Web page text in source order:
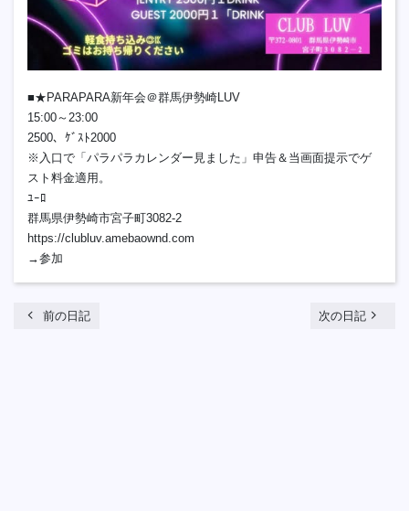
■★PARAPARA新年会＠群馬伊勢崎LUV
15:00～23:00
2500、ｹﾞｽﾄ2000
※入口で「パラパラカレンダー見ました」申告＆当画面提示でゲ
スト料金適用。
ﾕｰﾛ
群馬県伊勢崎市宮子町3082-2
https://clubluv.amebaownd.com
→参加
chevron_left 前の日記 次の日記 navigate_next